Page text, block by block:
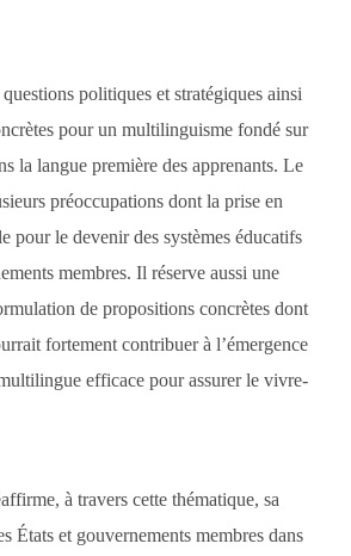
politiques et stratégiques ainsi
pour un multilinguisme fondé sur
la langue première des apprenants. Le
préoccupations dont la prise en
pour le devenir des systèmes éducatifs
membres. Il réserve aussi une
de propositions concrètes dont
fortement contribuer à l’émergence
efficace pour assurer le vivre-
à travers cette thématique, sa
États et gouvernements membres dans